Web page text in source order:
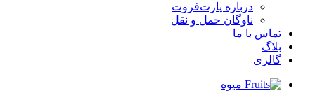
درباره پارت‌فروت
ناوگان حمل و نقل
تماس با ما
بلاگ
گالری
میوه